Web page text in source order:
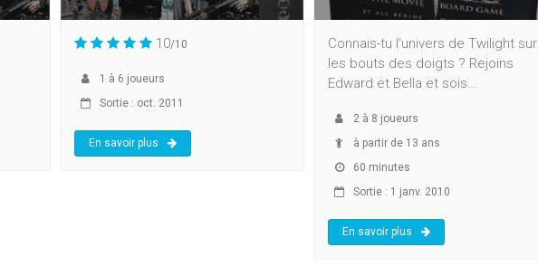
10/10
1 à 6 joueurs
Sortie : oct. 2011
En savoir plus
Connais-tu l'univers de Twilight sur
les bouts des doigts ? Rejoins
Edward et Bella et sois...
2 à 8 joueurs
à partir de 13 ans
60 minutes
Sortie : 1 janv. 2010
En savoir plus